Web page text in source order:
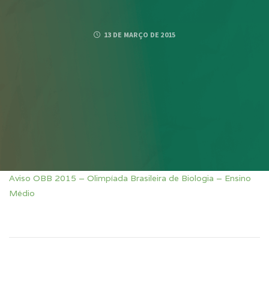
13 DE MARÇO DE 2015
Aviso OBB 2015 – Olimpíada Brasileira de Biologia – Ensino
Médio